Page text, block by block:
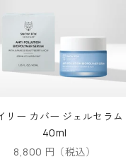
リー カバー ジェルセラム
40ml
セール価格
8,800 円（税込）